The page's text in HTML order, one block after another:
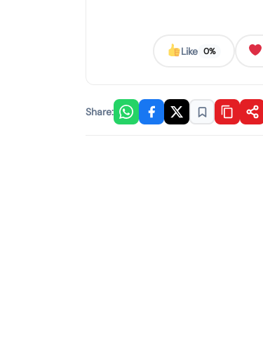
Like 0%
Share: